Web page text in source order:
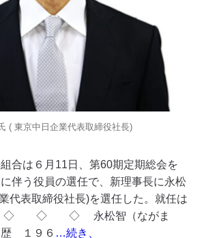
( 東京中日企業代表取締役社長)
合は６月11日、第60期定期総会を
伴う役員の選任で、新理事長に永松
代表取締役社長)を選任した。就任は
◇ ◇ ◇ 永松智（ながま
歴 １９６ …続き、